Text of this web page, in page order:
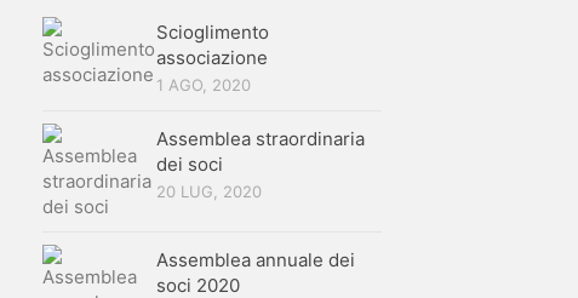
Scioglimento
associazione
1 AGO, 2020
Assemblea straordinaria
dei soci
20 LUG, 2020
Assemblea annuale dei
soci 2020